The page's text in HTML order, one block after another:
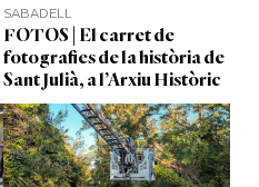
SABADELL
FOTOS | El carret de
fotografies de la història de
Sant Julià, a l’Arxiu Històric